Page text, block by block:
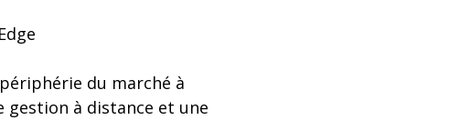
du marché à
gestion à distance et une